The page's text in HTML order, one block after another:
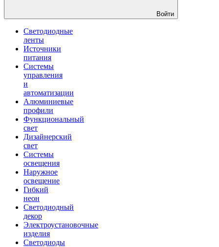
Войти
Светодиодные
ленты
Источники
питания
Системы
управления
и
автоматизации
Алюминиевые
профили
Функциональный
свет
Дизайнерский
свет
Системы
освещения
Наружное
освещение
Гибкий
неон
Светодиодный
декор
Электроустановочные
изделия
Светодиоды